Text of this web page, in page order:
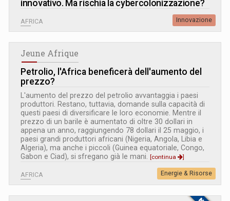
innovativo. Ma rischia la cybercolonizzazione?
AFRICA Innovazione
Jeune Afrique
Petrolio, l'Africa beneficerà dell'aumento del
prezzo?
L'aumento del prezzo del petrolio avvantaggia i paesi
produttori. Restano, tuttavia, domande sulla capacità di
questi paesi di diversificare le loro economie. Mentre il
prezzo di un barile è aumentato di oltre 30 dollari in
appena un anno, raggiungendo 78 dollari il 25 maggio, i
paesi grandi produttori africani (Nigeria, Angola, Libia e
Algeria), ma anche i piccoli (Guinea equatoriale, Congo,
Gabon e Ciad), si sfregano già le mani. [continua ]
AFRICA Energie & Risorse